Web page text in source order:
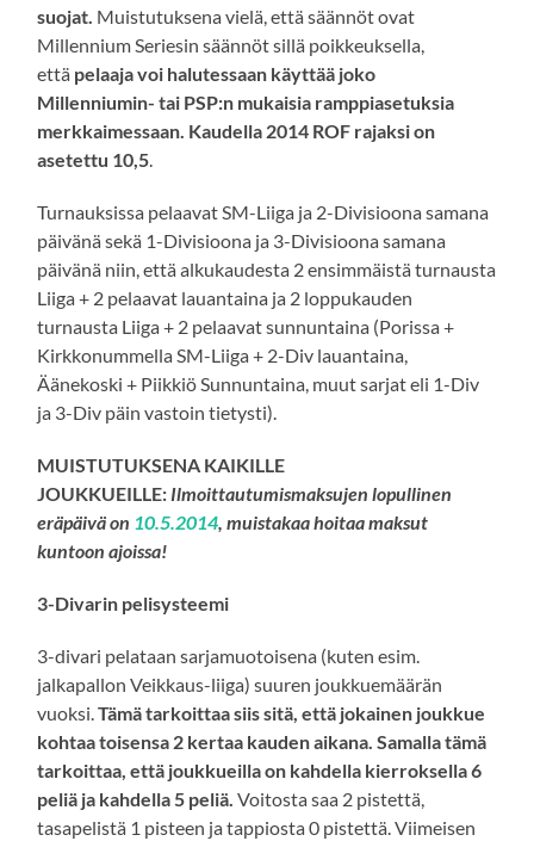
suojat. Muistutuksena vielä, että säännöt ovat
Millennium Seriesin säännöt sillä poikkeuksella,
että pelaaja voi halutessaan käyttää joko
Millenniumin- tai PSP:n mukaisia ramppiasetuksia
merkkaimessaan. Kaudella 2014 ROF rajaksi on
asetettu 10,5
Turnauksissa pelaavat SM-Liiga ja 2-Divisioona samana
päivänä sekä 1-Divisioona ja 3-Divisioona samana
päivänä niin, että alkukaudesta 2 ensimmäistä turnausta
Liiga + 2 pelaavat lauantaina ja 2 loppukauden
turnausta Liiga + 2 pelaavat sunnuntaina (Porissa +
Kirkkonummella SM-Liiga + 2-Div lauantaina,
Äänekoski + Piikkiö Sunnuntaina, muut sarjat eli 1-Div
ja 3-Div päin vastoin tietysti).
MUISTUTUKSENA KAIKILLE
JOUKKUEILLE: Ilmoittautumismaksujenlopullinen
eräpäivä on 10.5.2014 ,muistakaa hoitaa maksut
kuntoon ajoissa!
3-Divarin pelisysteemi
3-divari pelataan sarjamuotoisena (kuten esim.
jalkapallon Veikkaus-liiga) suuren joukkuemäärän
vuoksi.Tämä tarkoittaa siis sitä, että jokainen joukkue
kohtaa toisensa 2 kertaa kauden aikana. Samalla tämä
tarkoittaa, että joukkueilla on kahdella kierroksella 6
peliä ja kahdella 5 peliä. Voitosta saa 2 pistettä,
tasapelistä 1 pisteen ja tappiosta 0 pistettä. Viimeisen